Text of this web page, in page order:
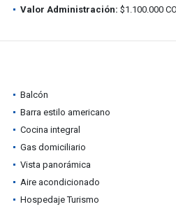
Valor Administración: $1.100.000
Balcón
Barra estilo americano
Cocina integral
Gas domiciliario
Vista panorámica
Aire acondicionado
Hospedaje Turismo